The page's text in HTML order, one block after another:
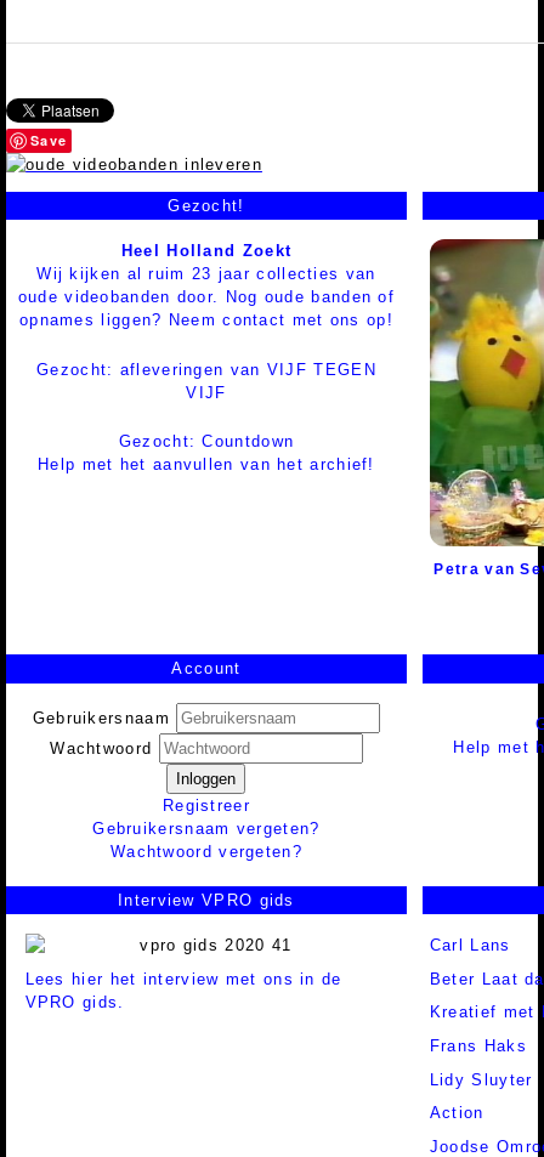
Save
Gezocht!
Heel Holland Zoekt
Wij kijken al ruim 23 jaar collecties van
oude videobanden door. Nog oude banden of
opnames liggen? Neem contact met ons op!
Gezocht: afleveringen van VIJF TEGEN
VIJF
Gezocht: Countdown
Help met het aanvullen van het archief!
Petra van
Account
Gebruikersnaam
Wachtwoord
Inloggen
Registreer
Gebruikersnaam vergeten?
Wachtwoord vergeten?
Help met
Interview VPRO gids
Lees hier het interview met ons in de
VPRO gids.
Carl Lans
Beter Laat
Kreatief met
Frans Haks
Lidy Sluyter
Action
Joodse